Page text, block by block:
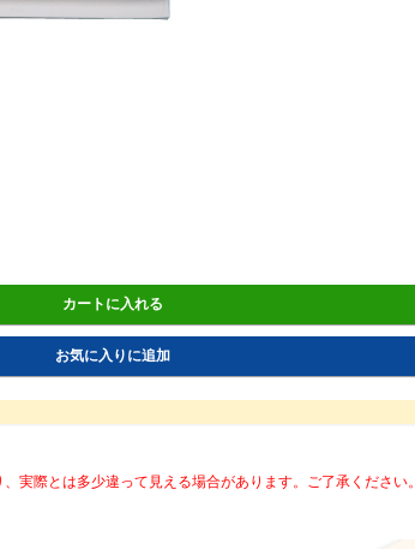
カートに入れる
お気に入りに追加
実際とは多少違って見える場合があります。ご了承ください。